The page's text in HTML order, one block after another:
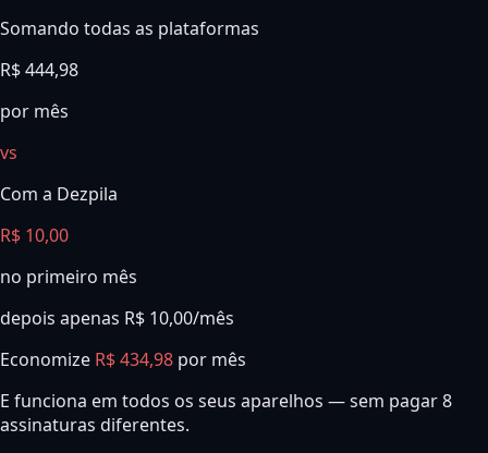
Somando todas as plataformas
R$444,98
por mês
vs
Com a Dezpila
R$ 10,00
no primeiro mês
depois apenas R$ 10,00/mês
Economize R$ 434,98 por mês
E funciona em todos os seus aparelhos — sem pagar 8
assinaturas diferentes.